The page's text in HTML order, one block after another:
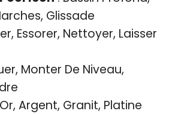
Glissade
Essorer, Nettoyer, Laisser
Monter De Niveau,
Argent, Granit, Platine